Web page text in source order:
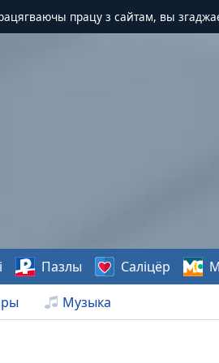
працу з сайтам, вы
Музыка
Пазлы Саліцёр